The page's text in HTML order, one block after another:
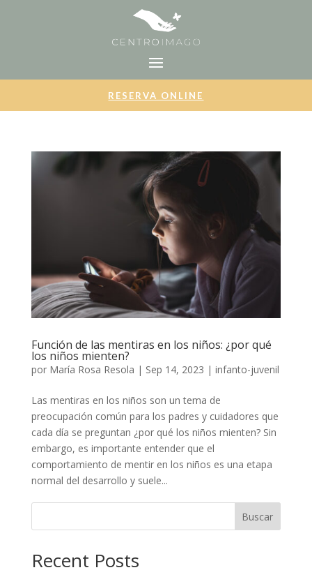
RESERVA ONLINE
Función de las mentiras en los niños: ¿por qué
los niños mienten?
por María Rosa Resola | Sep 14, 2023 | infanto-juvenil
Las mentiras en los niños son un tema de
preocupación común para los padres y cuidadores que
cada día se preguntan ¿por qué los niños mienten? Sin
embargo, es importante entender que el
comportamiento de mentir en los niños es una etapa
normal del desarrollo y suele...
Buscar
Recent Posts